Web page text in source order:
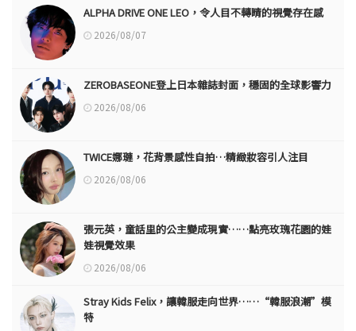
ALPHA DRIVE ONE LEO，令人目不轉睛的視覺存在感
2026/08/07
ZEROBASEONE登上日本雜誌封面，穩固的全球影響力
2026/08/06
TWICE娜璉，花背景感性自拍…精緻妝容引人注目
2026/08/06
張元英，童話里的公主變成現實……點亮玫瑰花園的娃
娃視覺效果
2026/08/06
Stray Kids Felix，讓韓服走向世界……“韓服浪潮”模
特